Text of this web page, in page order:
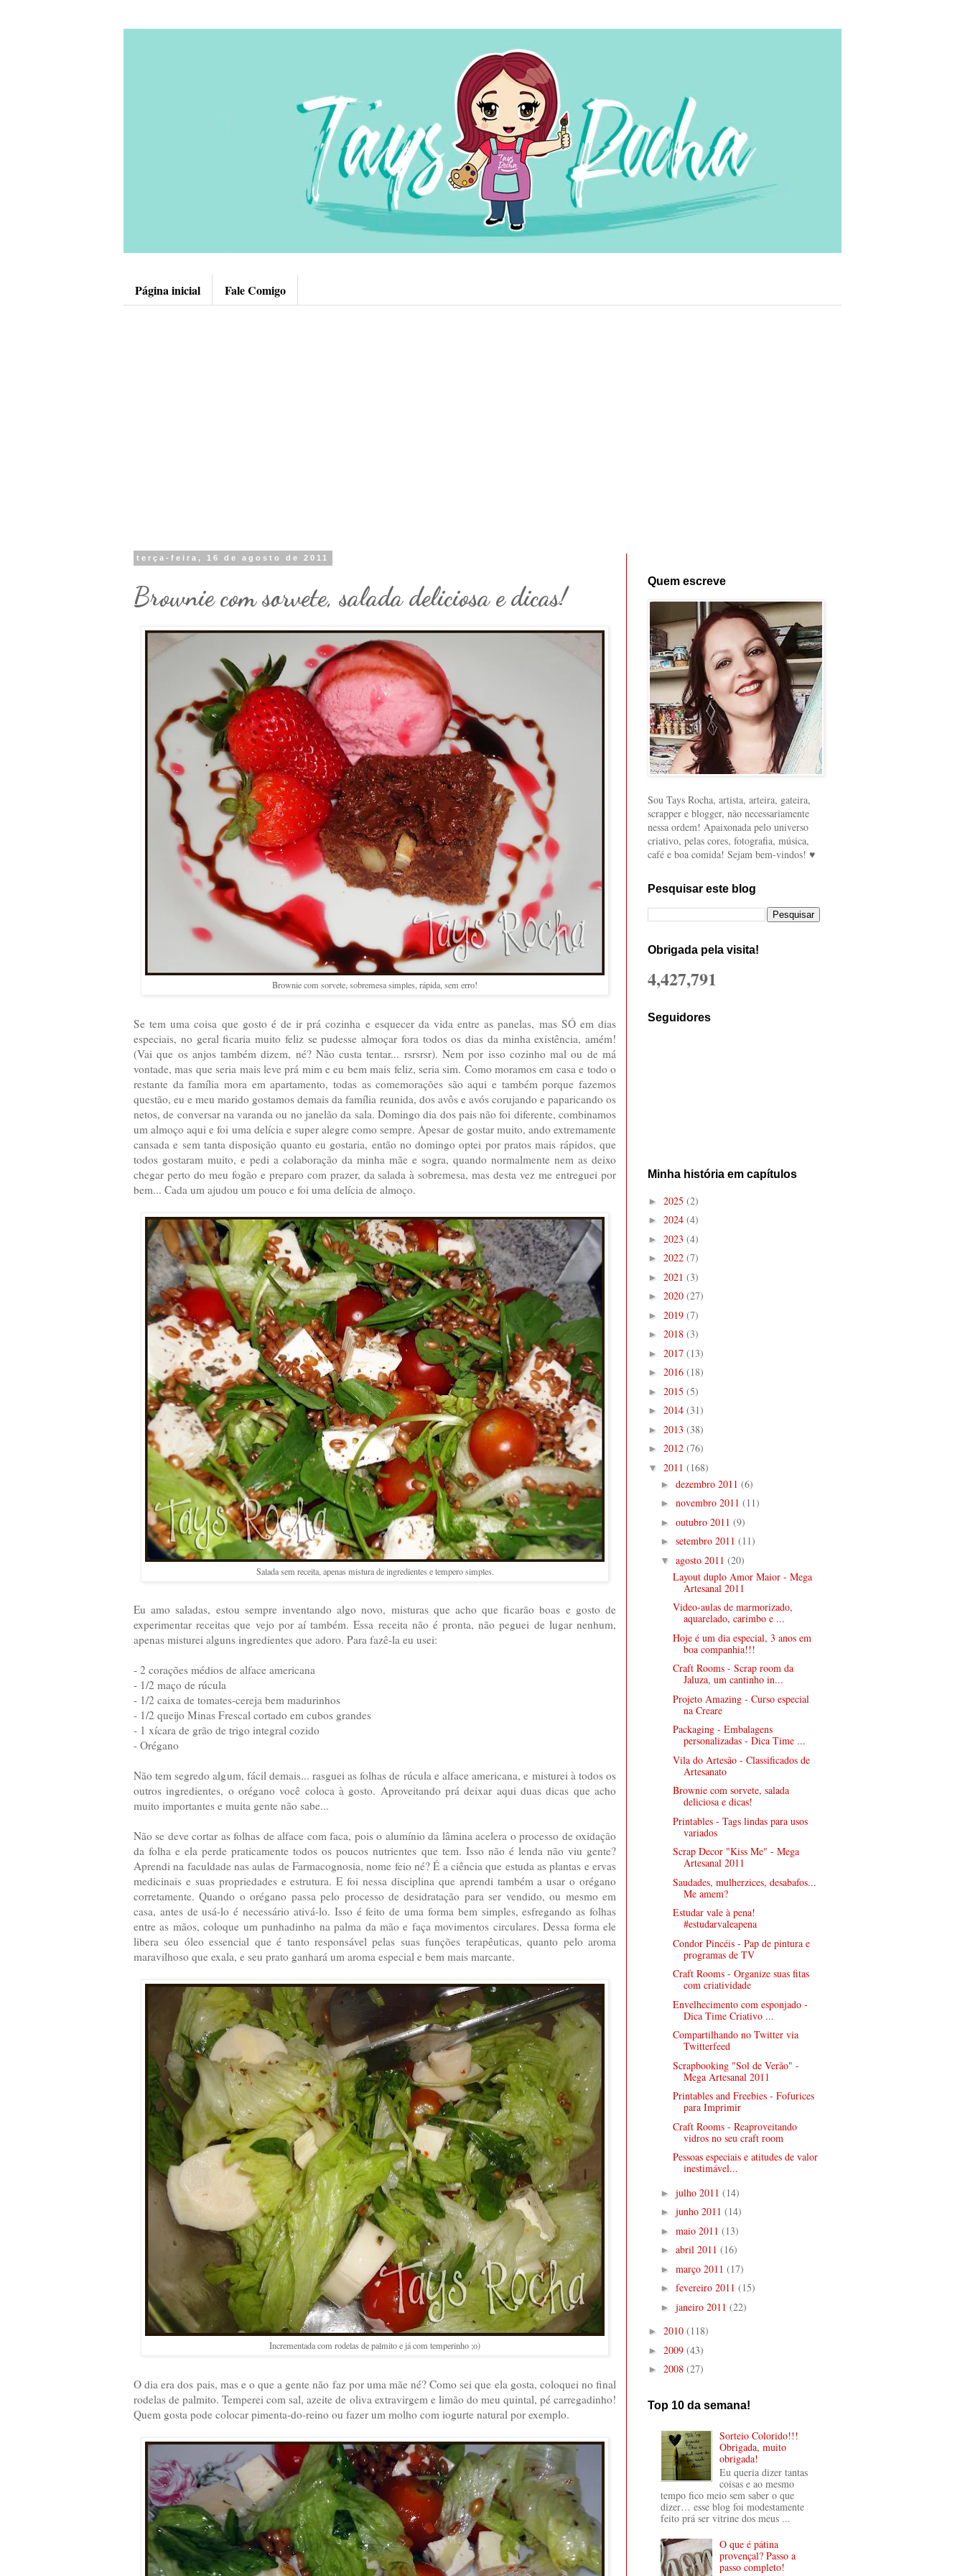
Página inicial Fale Comigo
terça-feira, 16 de agosto de 2011
Brownie com sorvete, salada deliciosa e dicas!
Brownie com sorvete, sobremesa simples, rápida, sem erro!
Se tem uma coisa que gosto é de ir prá cozinha e esquecer da vida entre as panelas, mas SÓ em dias
especiais, no geral ficaria muito feliz se pudesse almoçar fora todos os dias da minha existência, amém!
(Vai que os anjos também dizem, né? Não custa tentar... rsrsrsr). Nem por isso cozinho mal ou de má
vontade, mas que seria mais leve prá mim e eu bem mais feliz, seria sim. Como moramos em casa e todo o
restante da família mora em apartamento, todas as comemorações são aqui e também porque fazemos
questão, eu e meu marido gostamos demais da família reunida, dos avôs e avós corujando e paparicando os
netos, de conversar na varanda ou no janelão da sala. Domingo dia dos pais não foi diferente, combinamos
um almoço aqui e foi uma delícia e super alegre como sempre. Apesar de gostar muito, ando extremamente
cansada e sem tanta disposição quanto eu gostaria, então no domingo optei por pratos mais rápidos, que
todos gostaram muito, e pedi a colaboração da minha mãe e sogra, quando normalmente nem as deixo
chegar perto do meu fogão e preparo com prazer, da salada à sobremesa, mas desta vez me entreguei por
bem... Cada um ajudou um pouco e foi uma delícia de almoço.
Salada sem receita, apenas mistura de ingredientes e tempero simples.
Eu amo saladas, estou sempre inventando algo novo, misturas que acho que ficarão boas e gosto de
experimentar receitas que vejo por aí também. Essa receita não é pronta, não peguei de lugar nenhum,
apenas misturei alguns ingredientes que adoro. Para fazê-la eu usei:
- 2 corações médios de alface americana
- 1/2 maço de rúcula
- 1/2 caixa de tomates-cereja bem madurinhos
- 1/2 queijo Minas Frescal cortado em cubos grandes
- 1 xícara de grão de trigo integral cozido
- Orégano
Não tem segredo algum, fácil demais... rasguei as folhas de rúcula e alface americana, e misturei à todos os
outros ingredientes, o orégano você coloca à gosto. Aproveitando prá deixar aqui duas dicas que acho
muito importantes e muita gente não sabe...
Não se deve cortar as folhas de alface com faca, pois o alumínio da lâmina acelera o processo de oxidação
da folha e ela perde praticamente todos os poucos nutrientes que tem. Isso não é lenda não viu gente?
Aprendi na faculdade nas aulas de Farmacognosia, nome feio né? É a ciência que estuda as plantas e ervas
medicinais e suas propriedades e estrutura. E foi nessa disciplina que aprendi também a usar o orégano
corretamente. Quando o orégano passa pelo processo de desidratação para ser vendido, ou mesmo em
casa, antes de usá-lo é necessário ativá-lo. Isso é feito de uma forma bem simples, esfregando as folhas
entre as mãos, coloque um punhadinho na palma da mão e faça movimentos circulares. Dessa forma ele
libera seu óleo essencial que é tanto responsável pelas suas funções terapêuticas, quanto pelo aroma
maravilhoso que exala, e seu prato ganhará um aroma especial e bem mais marcante.
Incrementada com rodelas de palmito e já com temperinho ;o)
O dia era dos pais, mas e o que a gente não faz por uma mãe né? Como sei que ela gosta, coloquei no final
rodelas de palmito. Temperei com sal, azeite de oliva extravirgem e limão do meu quintal, pé carregadinho!
Quem gosta pode colocar pimenta-do-reino ou fazer um molho com iogurte natural por exemplo.
Quem escreve
Sou Tays Rocha, artista, arteira, gateira,
scrapper e blogger, não necessariamente
nessa ordem! Apaixonada pelo universo
criativo, pelas cores, fotografia, música,
café e boa comida! Sejam bem-vindos! ♥
Pesquisar este blog
Obrigada pela visita!
4,427,791
Seguidores
Minha história em capítulos
► 2025 (2)
► 2024 (4)
► 2023 (4)
► 2022 (7)
► 2021 (3)
► 2020 (27)
► 2019 (7)
► 2018 (3)
► 2017 (13)
► 2016 (18)
► 2015 (5)
► 2014 (31)
► 2013 (38)
► 2012 (76)
▼ 2011 (168)
► dezembro 2011 (6)
► novembro 2011 (11)
► outubro 2011 (9)
► setembro 2011 (11)
▼ agosto 2011 (20)
Layout duplo Amor Maior - Mega
Artesanal 2011
Video-aulas de marmorizado,
aquarelado, carimbo e ...
Hoje é um dia especial, 3 anos em
boa companhia!!!
Craft Rooms - Scrap room da
Jaluza, um cantinho in...
Projeto Amazing - Curso especial
na Creare
Packaging - Embalagens
personalizadas - Dica Time ...
Vila do Artesão - Classificados de
Artesanato
Brownie com sorvete, salada
deliciosa e dicas!
Printables - Tags lindas para usos
variados
Scrap Decor "Kiss Me" - Mega
Artesanal 2011
Saudades, mulherzices, desabafos...
Me amem?
Estudar vale à pena!
#estudarvaleapena
Condor Pincéis - Pap de pintura e
programas de TV
Craft Rooms - Organize suas fitas
com criatividade
Envelhecimento com esponjado -
Dica Time Criativo ...
Compartilhando no Twitter via
Twitterfeed
Scrapbooking "Sol de Verão" -
Mega Artesanal 2011
Printables and Freebies - Fofurices
para Imprimir
Craft Rooms - Reaproveitando
vidros no seu craft room
Pessoas especiais e atitudes de valor
inestimável...
► julho 2011 (14)
► junho 2011 (14)
► maio 2011 (13)
► abril 2011 (16)
► março 2011 (17)
► fevereiro 2011 (15)
► janeiro 2011 (22)
► 2010 (118)
► 2009 (43)
► 2008 (27)
Top 10 da semana!
Sorteio Colorido!!!
Obrigada, muito
obrigada!
Eu queria dizer tantas
coisas e ao mesmo
tempo fico meio sem saber o que
dizer… esse blog foi modestamente
feito prá ser vitrine dos meus ...
O que é pátina
provençal? Passo a
passo completo!